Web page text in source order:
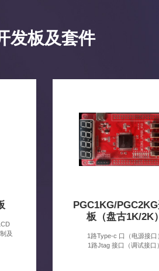
发板及套件
及
PGC1KG/
板（盘古1K/2K）
1路Type-c 口（电源接口
1路Jtag 接口（调试接口）